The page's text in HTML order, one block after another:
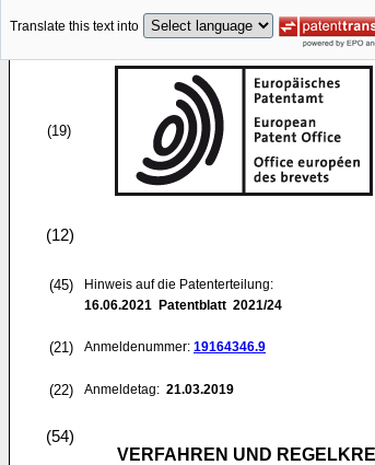
Translate this text into
(19)
(12)
(45)
Hinweis auf die Patenterteilung:
16.06.2021 Patentblatt 2021/24
(21) Anmeldenummer: 19164346.9
(22) Anmeldetag: 21.03.2019
(54)
VERFAHREN UND